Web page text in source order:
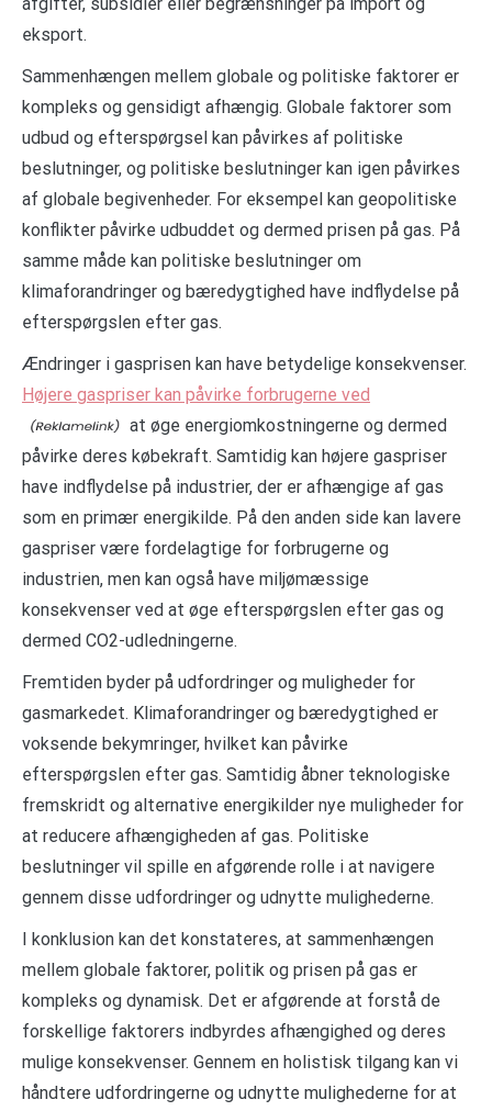
eksport.
Sammenhængen mellem globale og politiske faktorer er
kompleks og gensidigt afhængig. Globale faktorer som
udbud og efterspørgsel kan påvirkes af politiske
beslutninger, og politiske beslutninger kan igen påvirkes
af globale begivenheder. For eksempel kan geopolitiske
konflikter påvirke udbuddet og dermed prisen på gas. På
samme måde kan politiske beslutninger om
klimaforandringer og bæredygtighed have indflydelse på
efterspørgslen efter gas.
Ændringer i gasprisen kan have betydelige konsekvenser.
Højere gaspriser kan påvirke forbrugerne ved
at øge energiomkostningerne og dermed
påvirke deres købekraft. Samtidig kan højere gaspriser
have indflydelse på industrier, der er afhængige af gas
som en primær energikilde. På den anden side kan lavere
gaspriser være fordelagtige for forbrugerne og
industrien, men kan også have miljømæssige
konsekvenser ved at øge efterspørgslen efter gas og
dermed CO2-udledningerne.
Fremtiden byder på udfordringer og muligheder for
gasmarkedet. Klimaforandringer og bæredygtighed er
voksende bekymringer, hvilket kan påvirke
efterspørgslen efter gas. Samtidig åbner teknologiske
fremskridt og alternative energikilder nye muligheder for
at reducere afhængigheden af gas. Politiske
beslutninger vil spille en afgørende rolle i at navigere
gennem disse udfordringer og udnytte mulighederne.
I konklusion kan det konstateres, at sammenhængen
mellem globale faktorer, politik og prisen på gas er
kompleks og dynamisk. Det er afgørende at forstå de
forskellige faktorers indbyrdes afhængighed og deres
mulige konsekvenser. Gennem en holistisk tilgang kan vi
håndtere udfordringerne og udnytte mulighederne for at